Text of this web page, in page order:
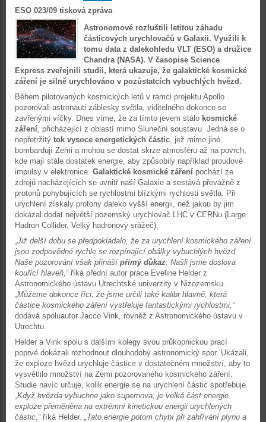
ESO 023/09 tisková zpráva
Astronomové rozluštili letitou záhadu
částicových urychlovačů v Galaxii. Využili k
tomu data z dalekohledu VLT (ESO) a družice
Chandra (NASA). V časopise Science
Express zveřejnili studii, která ukazuje, že galaktické kosmické
záření je silně urychlováno v pozůstatcích vybuchlých hvězd.
Během pilotovaných kosmických letů v rámci projektu Apollo
pozorovali astronauti záblesky světla, viditelného dokonce se
zavřenými víčky. Dnes víme, že za tímto jevem stálo kosmické
záření, přicházející z oblastí mimo Sluneční soustavu. Jedná se o
nepřetržitý tok vysoce energetických částic, jež mimo jiné
bombardují Zemi a mohou se dostat skrze atmosféru až na povrch,
kde mají stále dostatek energie, aby způsobily například proudové
impulsy v elektronice. Galaktické kosmické záření pochází ze
zdrojů nacházejících se uvnitř naší Galaxie a sestává převážně z
protonů pohybujících se rychlostmi blízkými rychlosti světla. Při
urychlení získaly protony daleko vyšší energii, než jakou by jim
dokázal dodat největší pozemský urychlovač LHC v CERNu (Large
Hadron Collider, Velký hadronový srážeč).
„Již delší dobu se předpokládalo, že za urychlení kosmického záření
jsou zodpovědné rychle se rozpínající obálky vybuchlých hvězd.
Naše pozorování však přináší přímý důkaz. Našli jsme doslova
kouřící hlaveň,“říká přední autor práce Eveline Helder z
Astronomického ústavu Utrechtské univerzity v Nizozemsku.
„Můžeme dokonce říci, že jsme určili také kalibr hlavně, která
částice kosmického záření vystřeluje fantastickými rychlostmi,“
dodává spoluautor Jacco Vink, rovněž z Astronomického ústavu v
Utrechtu.
Helder a Vink spolu s dalšími kolegy svou průkopnickou prací
poprvé dokázali rozhodnout dlouhodobý astronomický spor. Ukázali,
že exploze hvězd urychluje částice v dostatečném množství, aby to
vysvětlilo množství na Zemi pozorovaného kosmického záření.
Studie navíc určuje, kolik energie se na urychlení částic spotřebuje.
„Když hvězda vybuchne jako supernova, je velká část energie
exploze přeměněna na extrémní kinetickou energii urychlených
částic,“říká Helder. „Tato energie potom chybí při zahřívání plynu a